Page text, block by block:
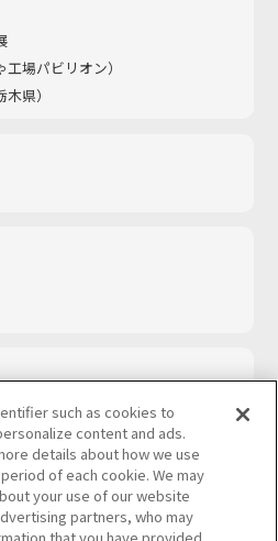
場パビリオン）​
県）
such as cookies to
content and ads.
details about how we use
of each cookie. We may
your use of our website
partners, who may